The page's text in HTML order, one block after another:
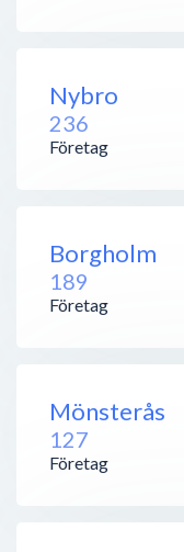
Nybro
236
Företag
Borgholm
189
Företag
Mönsterås
127
Företag